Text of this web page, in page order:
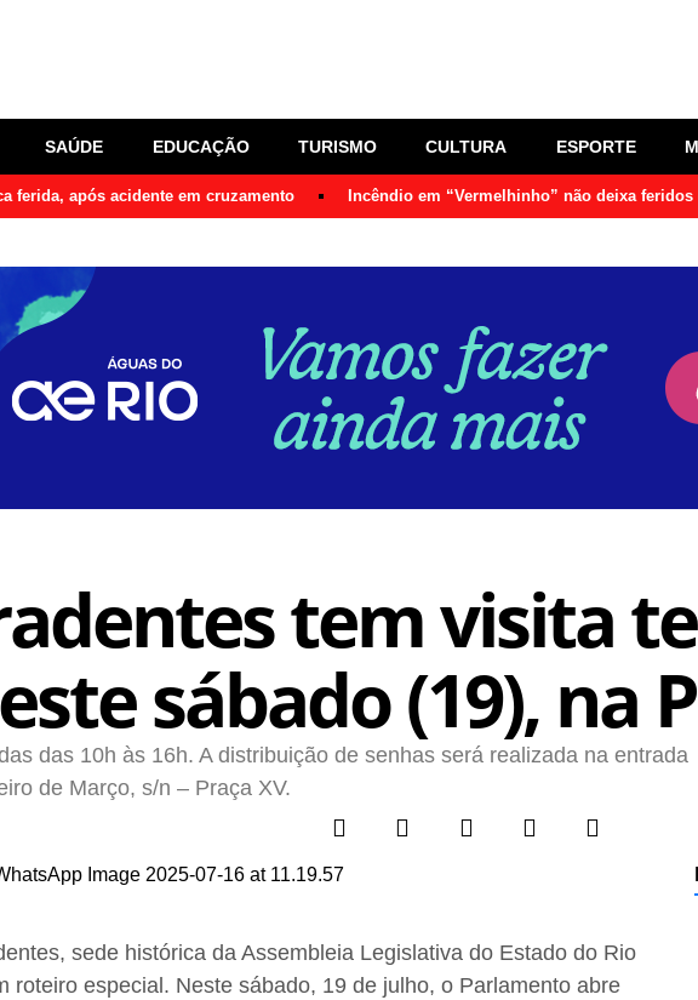
SAÚDE EDUCAÇÃO TURISMO CULTURA ESPORTE
ferida, após acidente em cruzamento Incêndio em “Vermelhinho” não deixa feridos
tem visita
sábado (19), na
das 10h às 16h. A distribuição de senhas será realizada na entrada
de Março, s/n – Praça XV.
sede histórica da Assembleia Legislativa do Estado do Rio
roteiro especial. Neste sábado, 19 de julho, o Parlamento abre